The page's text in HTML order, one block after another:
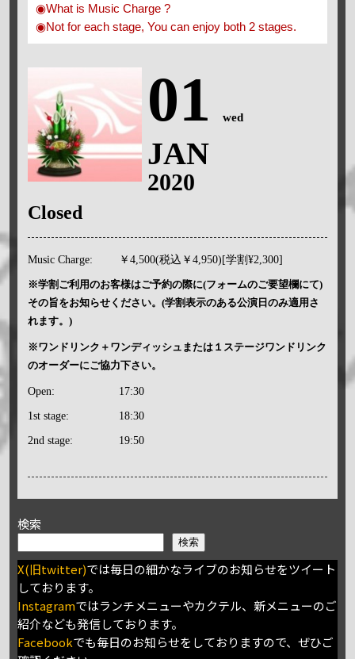
◉What is Music Charge ?
◉Not for each stage, You can enjoy both 2 stages.
01 wed
JAN
2020
Closed
Music Charge: ￥4,500(税込￥4,950)[学割¥2,300]
※学割ご利用のお客様はご予約の際に(フォームのご要望欄にて)
その旨をお知らせください。(学割表示のある公演日のみ適用さ
れます。)
※ワンドリンク＋ワンディッシュまたは１ステージワンドリンク
のオーダーにご協力下さい。
Open: 17:30
1st stage: 18:30
2nd stage: 19:50
検索
検索
X(旧twitter)では毎日の細かなライブのお知らせをツイート
しております。
Instagramではランチメニューやカクテル、新メニューのご
紹介なども発信しております。
Facebookでも毎日のお知らせをしておりますので、ぜひご